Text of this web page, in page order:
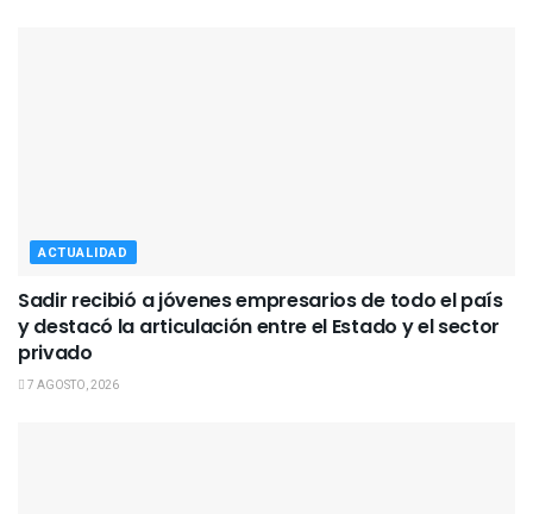
ACTUALIDAD
Sadir recibió a jóvenes empresarios de todo el país
y destacó la articulación entre el Estado y el sector
privado
7 AGOSTO, 2026